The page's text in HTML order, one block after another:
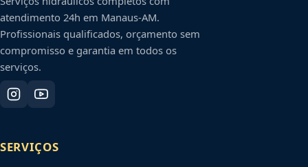
atendimento 24h em Manaus-AM.
Profissionais qualificados, orçamento sem
compromisso e garantia em todos os
serviços.
SERVIÇOS